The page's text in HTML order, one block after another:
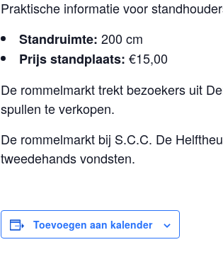
Praktische informatie voor
Standruimte: 200 cm
Prijs standplaats: €15,00
De rommelmarkt trekt bezoekers uit
spullen te verkopen.
De rommelmarkt bij S.C.C. De
tweedehands vondsten.
Toevoegen aan kalender